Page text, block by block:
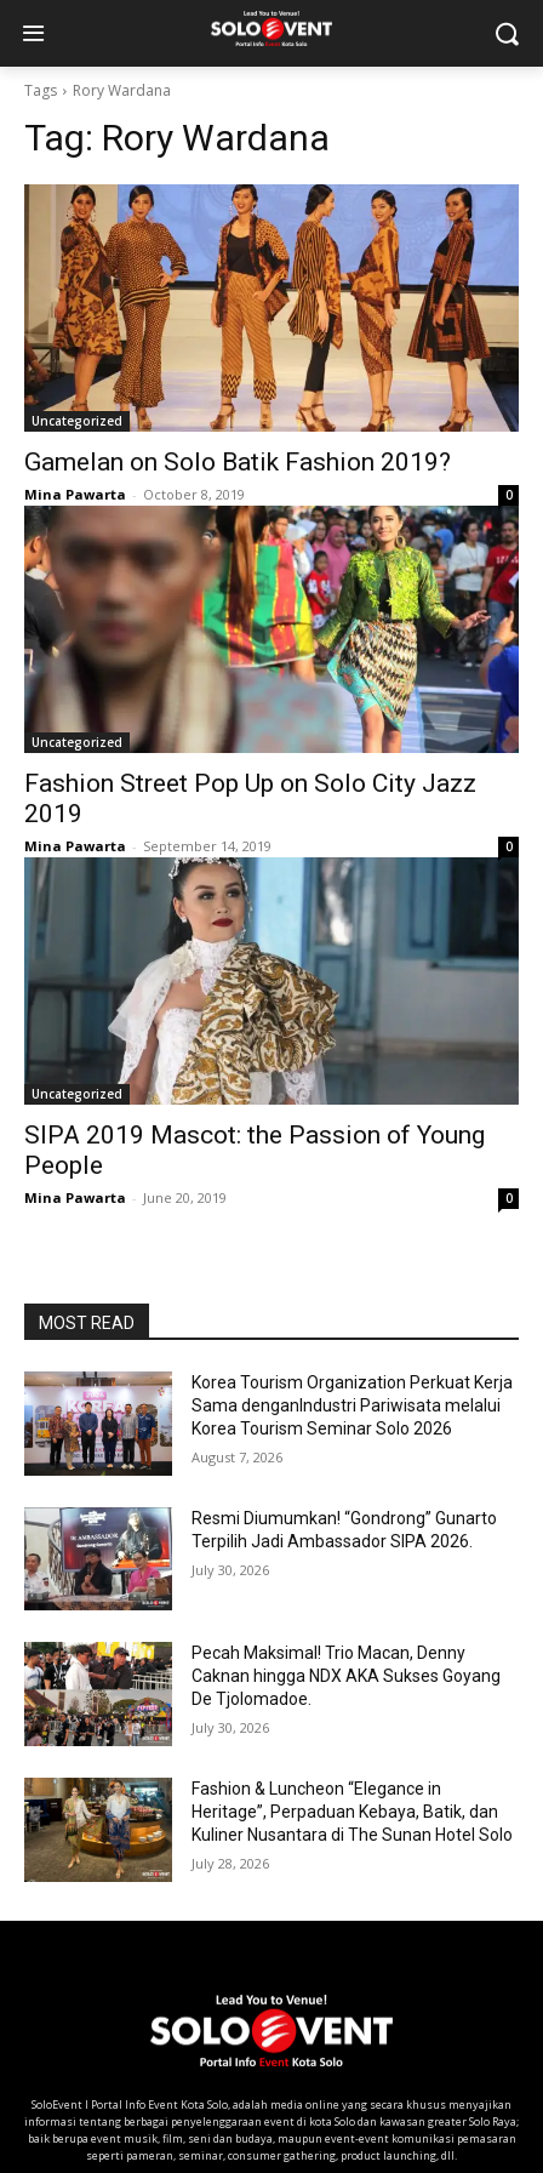
Tags Rory Wardana
Tag: Rory Wardana
Uncategorized
Gamelan on Solo Batik Fashion 2019?
Mina Pawarta - October 8, 2019 0
Uncategorized
Fashion Street Pop Up on Solo City Jazz
2019
Mina Pawarta - September 14, 2019 0
Uncategorized
SIPA 2019 Mascot: the Passion of Young
People
Mina Pawarta - June 20, 2019 0
MOST READ
Korea Tourism Organization Perkuat Kerja
Sama denganIndustri Pariwisata melalui
Korea Tourism Seminar Solo 2026
August 7, 2026
Resmi Diumumkan! “Gondrong” Gunarto
Terpilih Jadi Ambassador SIPA 2026.
July 30, 2026
Pecah Maksimal! Trio Macan, Denny
Caknan hingga NDX AKA Sukses Goyang
De Tjolomadoe.
July 30, 2026
Fashion & Luncheon “Elegance in
Heritage”, Perpaduan Kebaya, Batik, dan
Kuliner Nusantara di The Sunan Hotel Solo
July 28, 2026
SoloEvent I Portal Info Event Kota Solo, adalah media online yang secara khusus menyajikan
informasi tentang berbagai penyelenggaraan event di kota Solo dan kawasan greater Solo Raya;
baik berupa event musik, film, seni dan budaya, maupun event-event komunikasi pemasaran
seperti pameran, seminar, consumer gathering, product launching, dll.